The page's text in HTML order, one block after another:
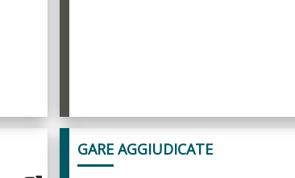
GARE AGGIUDICATE